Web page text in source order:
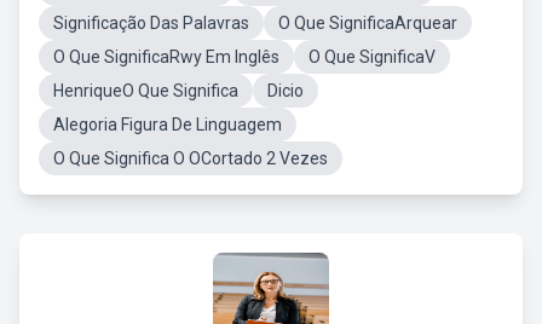
Significação Das Palavras
O Que SignificaArquear
O Que SignificaRwy Em Inglês
O Que SignificaV
HenriqueO Que Significa
Dicio
Alegoria Figura De Linguagem
O Que Significa O OCortado 2 Vezes